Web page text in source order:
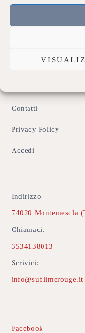
Chi siamo
Contatti
Privacy Policy
Accedi
Indirizzo:
74020 Montemesola
Chiamaci:
3534138013
Scrivici:
info@sublimerouge.it
Facebook